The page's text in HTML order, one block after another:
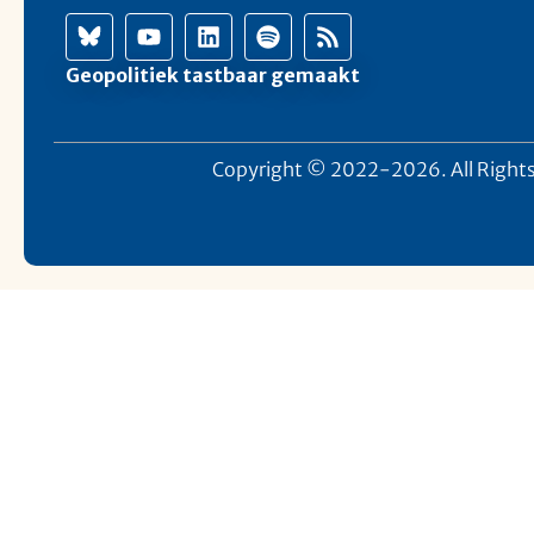
Geopolitiek tastbaar gemaakt
Copyright © 2022-2026. All Rights